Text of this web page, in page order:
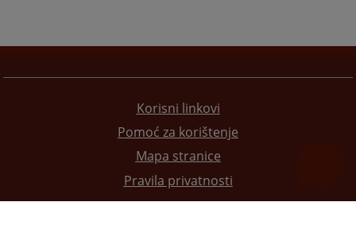
Korisni linkovi
Pomoć za korištenje
Mapa stranice
Pravila privatnosti